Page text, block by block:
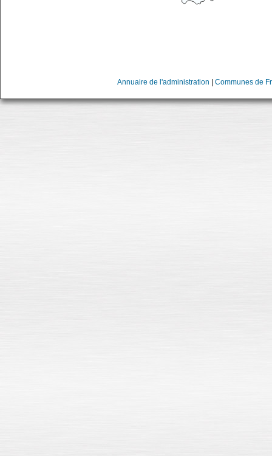
Annuaire de l'administration Communes de